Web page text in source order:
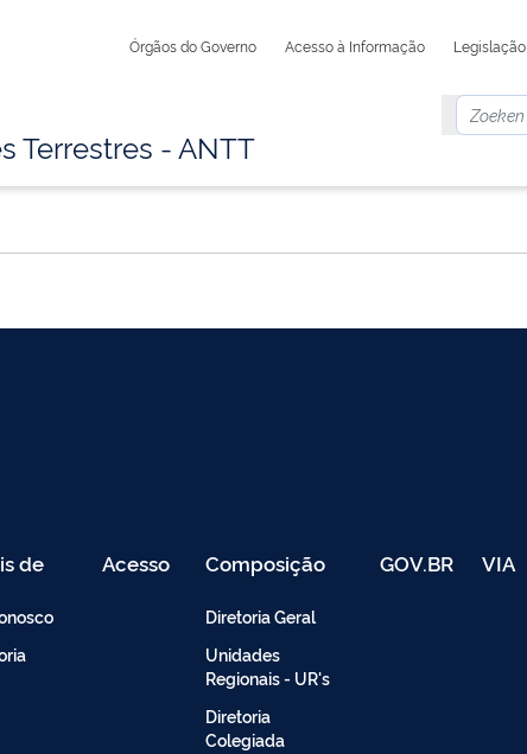
Órgãos do Governo Acesso à Informação Legislação
Terrestres - ANTT
de Acesso Composição
Diretoria Geral
Unidades
Regionais - UR's
Diretoria
Colegiada
GOV.BR VIA